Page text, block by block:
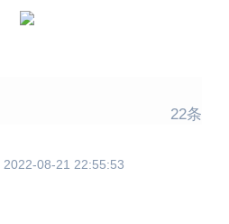
22条
2022-08-21 22:55:53